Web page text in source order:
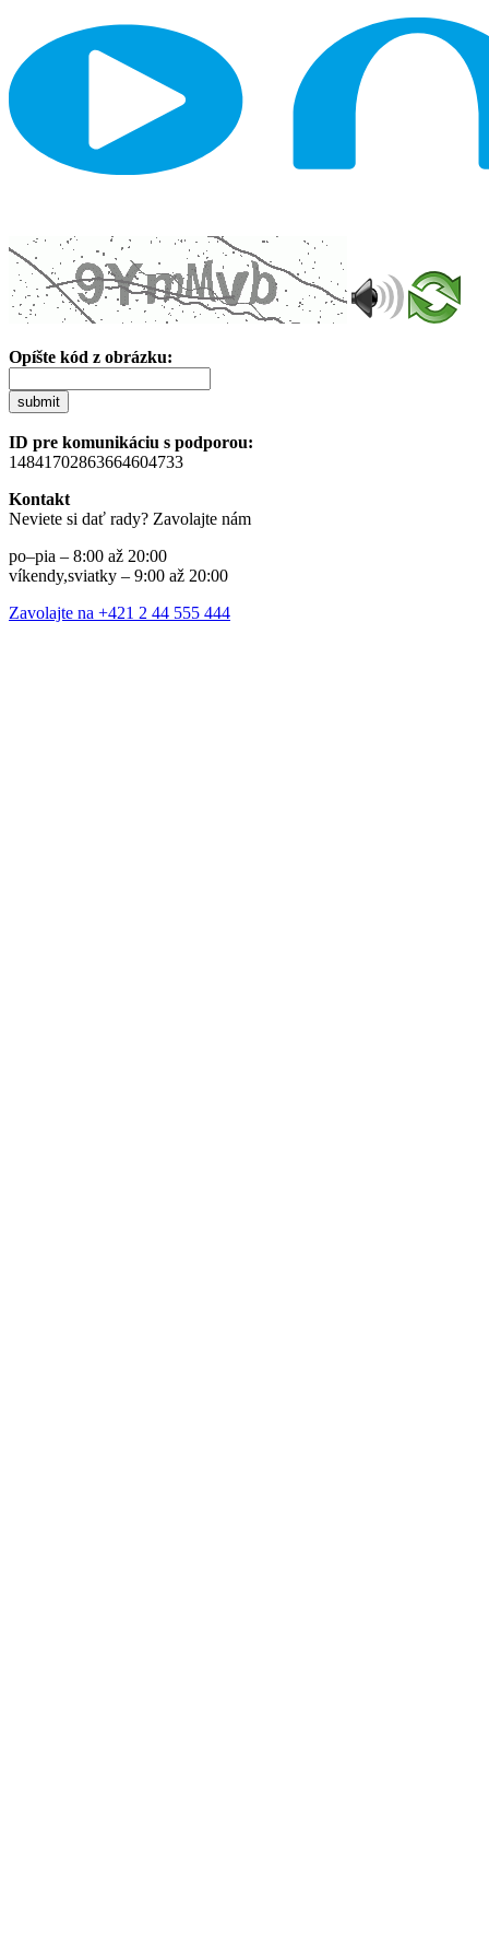
Opíšte kód z obrázku:
submit
ID pre komunikáciu s podporou:
14841702863664604733
Kontakt
Neviete si dať rady? Zavolajte nám
po–pia – 8:00 až 20:00
víkendy,sviatky – 9:00 až 20:00
Zavolajte na +421 2 44 555 444